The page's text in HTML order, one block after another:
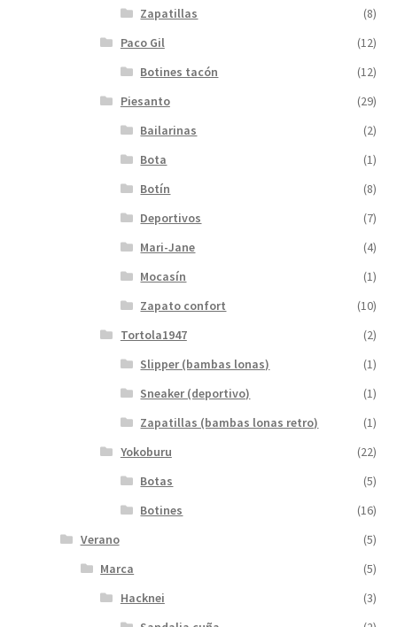
Zapatillas
(8)
Paco Gil
(12)
Botines tacón
(12)
Piesanto
(29)
Bailarinas
(2)
Bota
(1)
Botín
(8)
Deportivos
(7)
Mari-Jane
(4)
Mocasín
(1)
Zapato confort
(10)
Tortola1947
(2)
Slipper (bambas lonas)
(1)
Sneaker (deportivo)
(1)
Zapatillas (bambas lonas retro)
(1)
Yokoburu
(22)
Botas
(5)
Botines
(16)
Verano
(5)
Marca
(5)
Hacknei
(3)